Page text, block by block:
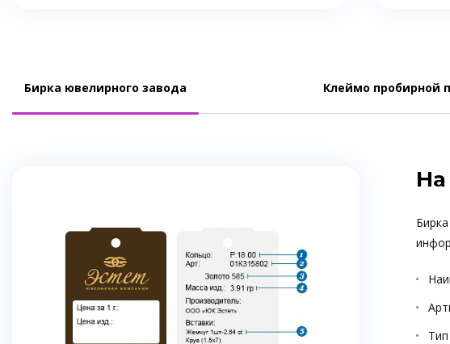
Бирка ювелирного завода Клеймо пробирной